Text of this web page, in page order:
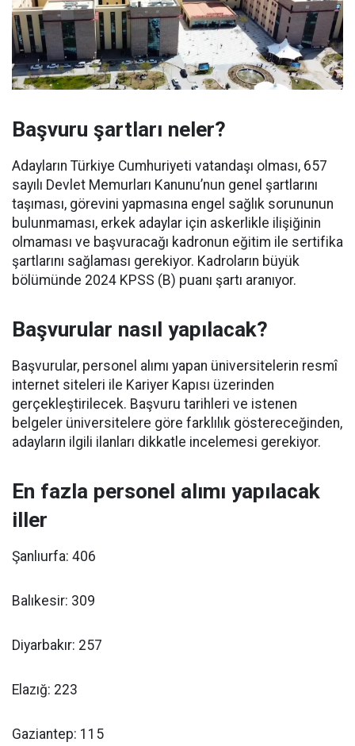
Başvuru şartları neler?
Adayların Türkiye Cumhuriyeti vatandaşı olması, 657
sayılı Devlet Memurları Kanunu’nun genel şartlarını
taşıması, görevini yapmasına engel sağlık sorununun
bulunmaması, erkek adaylar için askerlikle ilişiğinin
olmaması ve başvuracağı kadronun eğitim ile sertifika
şartlarını sağlaması gerekiyor. Kadroların büyük
bölümünde 2024 KPSS (B) puanı şartı aranıyor.
Başvurular nasıl yapılacak?
Başvurular, personel alımı yapan üniversitelerin resmî
internet siteleri ile Kariyer Kapısı üzerinden
gerçekleştirilecek. Başvuru tarihleri ve istenen
belgeler üniversitelere göre farklılık göstereceğinden,
adayların ilgili ilanları dikkatle incelemesi gerekiyor.
En fazla personel alımı yapılacak
iller
Şanlıurfa: 406
Balıkesir: 309
Diyarbakır: 257
Elazığ: 223
Gaziantep: 115